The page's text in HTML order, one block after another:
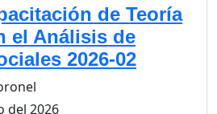
de Teoría
el Análisis de
2026-02
del 2026